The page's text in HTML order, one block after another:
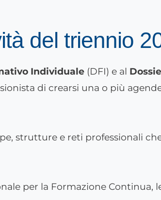
del triennio
Individuale (DFI) e al
di crearsi una o più
strutture e reti professionali
per la Formazione Continua,